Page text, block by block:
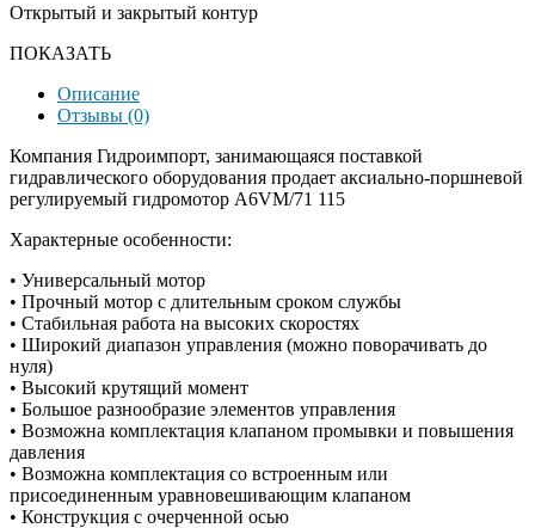
Открытый и закрытый контур
ПОКАЗАТЬ
Описание
Отзывы (0)
Компания Гидроимпорт, занимающаяся поставкой
гидравлического оборудования продает аксиально-поршневой
регулируемый гидромотор A6VM/71 115
Характерные особенности:
• Универсальный мотор
• Прочный мотор с длительным сроком службы
• Стабильная работа на высоких скоростях
• Широкий диапазон управления (можно поворачивать до
нуля)
• Высокий крутящий момент
• Большое разнообразие элементов управления
• Возможна комплектация клапаном промывки и повышения
давления
• Возможна комплектация со встроенным или
присоединенным уравновешивающим клапаном
• Конструкция с очерченной осью